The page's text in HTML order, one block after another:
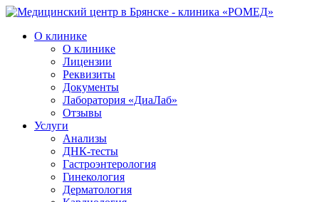
О клинике
О клинике
Лицензии
Реквизиты
Документы
Лаборатория «ДиаЛаб»
Отзывы
Услуги
Анализы
ДНК-тесты
Гастроэнтерология
Гинекология
Дерматология